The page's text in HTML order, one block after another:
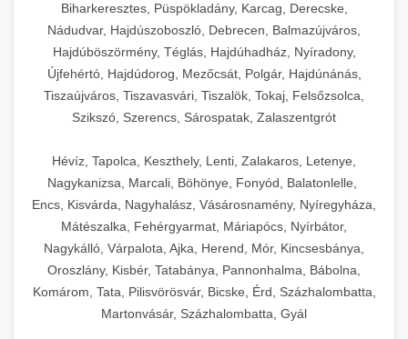
Biharkeresztes, Püspökladány, Karcag, Derecske,
Nádudvar, Hajdúszoboszló, Debrecen, Balmazújváros,
Hajdúböszörmény, Téglás, Hajdúhadház, Nyíradony,
Újfehértó, Hajdúdorog, Mezőcsát, Polgár, Hajdúnánás,
Tiszaújváros, Tiszavasvári, Tiszalök, Tokaj, Felsőzsolca,
Szikszó, Szerencs, Sárospatak, Zalaszentgrót
Hévíz, Tapolca, Keszthely, Lenti, Zalakaros, Letenye,
Nagykanizsa, Marcali, Böhönye, Fonyód, Balatonlelle,
Encs, Kisvárda, Nagyhalász, Vásárosnamény, Nyíregyháza,
Mátészalka, Fehérgyarmat, Máriapócs, Nyírbátor,
Nagykálló, Várpalota, Ajka, Herend, Mór, Kincsesbánya,
Oroszlány, Kisbér, Tatabánya, Pannonhalma, Bábolna,
Komárom, Tata, Pilisvörösvár, Bicske, Érd, Százhalombatta,
Martonvásár, Százhalombatta, Gyál